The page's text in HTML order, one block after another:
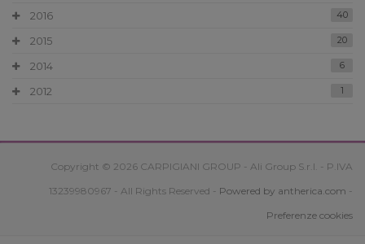
2016 40
2015 20
2014 6
2012 1
Copyright © 2026 CARPIGIANI GROUP - Ali Group S.r.l. - P.IVA
13239980967 - All Rights Reserved - Powered by antherica.com -
Preferenze cookies